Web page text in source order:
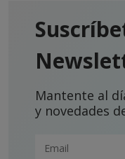
Mantente al
y novedades